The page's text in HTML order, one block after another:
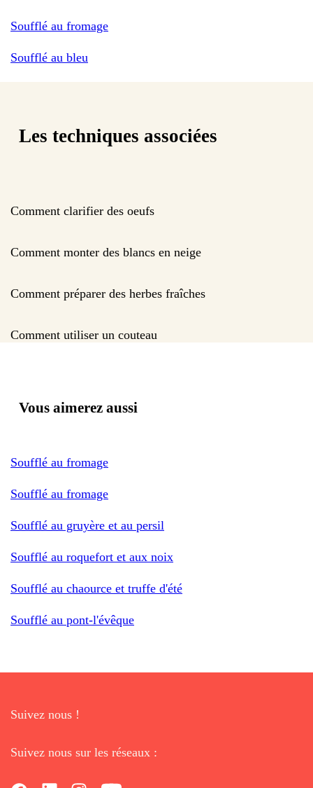
Soufflé au fromage
Soufflé au bleu
Les techniques associées
Comment clarifier des oeufs
Comment monter des blancs en neige
Comment préparer des herbes fraîches
Comment utiliser un couteau
Vous aimerez aussi
Soufflé au fromage
Soufflé au fromage
Soufflé au gruyère et au persil
Soufflé au roquefort et aux noix
Soufflé au chaource et truffe d'été
Soufflé au pont-l'évêque
Suivez nous !
Suivez nous sur les réseaux :